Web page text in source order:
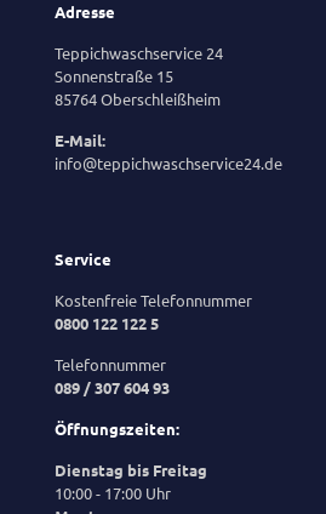
Adresse
Teppichwaschservice 24
Sonnenstraße 15
85764 Oberschleißheim
E-Mail:
info@teppichwaschservice24.de
Service
Kostenfreie Telefonnummer
0800 122 122 5
Telefonnummer
089 / 307 604 93
Öffnungszeiten:
Dienstag bis Freitag
10:00 - 17:00 Uhr